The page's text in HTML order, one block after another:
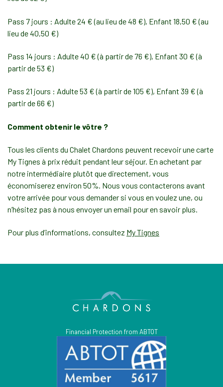
Pass 7 jours : Adulte 24 € (au lieu de 48 €), Enfant 18,50 € (au
lieu de 40,50 €)
Pass 14 jours : Adulte 40 € (à partir de 76 €), Enfant 30 € (à
partir de 53 €)
Pass 21 jours : Adulte 53 € (à partir de 105 €), Enfant 39 € (à
partir de 66 €)
Comment obtenir le vôtre ?
Tous les clients du Chalet Chardons peuvent recevoir une carte
My Tignes à prix réduit pendant leur séjour. En achetant par
notre intermédiaire plutôt que directement, vous
économiserez environ 50%. Nous vous contacterons avant
votre arrivée pour vous demander si vous en voulez une, ou
n’hésitez pas à nous envoyer un email pour en savoir plus.
Pour plus d’informations, consultez My Tignes
Financial Protection from ABTOT